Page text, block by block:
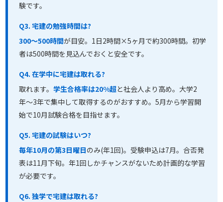
験です。
Q3. 宅建の勉強時間は?
300〜500時間が目安。1日2時間×5ヶ月で約300時間。初学
者は500時間を見込んでおくと安全です。
Q4. 在学中に宅建は取れる?
取れます。学生合格率は20%超と社会人より高め。大学2
年〜3年で集中して取得するのがおすすめ。5月から学習開
始で10月試験合格を目指せます。
Q5. 宅建の試験はいつ?
毎年10月の第3日曜日のみ(年1回)。受験申込は7月。合否発
表は11月下旬。年1回しかチャンスがないため計画的な学習
が必要です。
Q6. 独学で宅建は取れる?